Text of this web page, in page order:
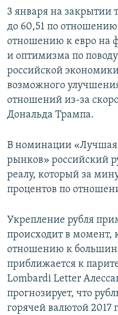
3 января на закрытии
до 60,51 по отношению
отношению к евро на
и оптимизма по
российской
возможного
отношений из-за
Дональда Трампа.
В номинации
рынков» российский
реалу, который за
процентов по
Укрепление рубля
происходит в момент,
отношению к
приближается к
Lombardi Letter
прогнозирует, что
горячей валютой 2017